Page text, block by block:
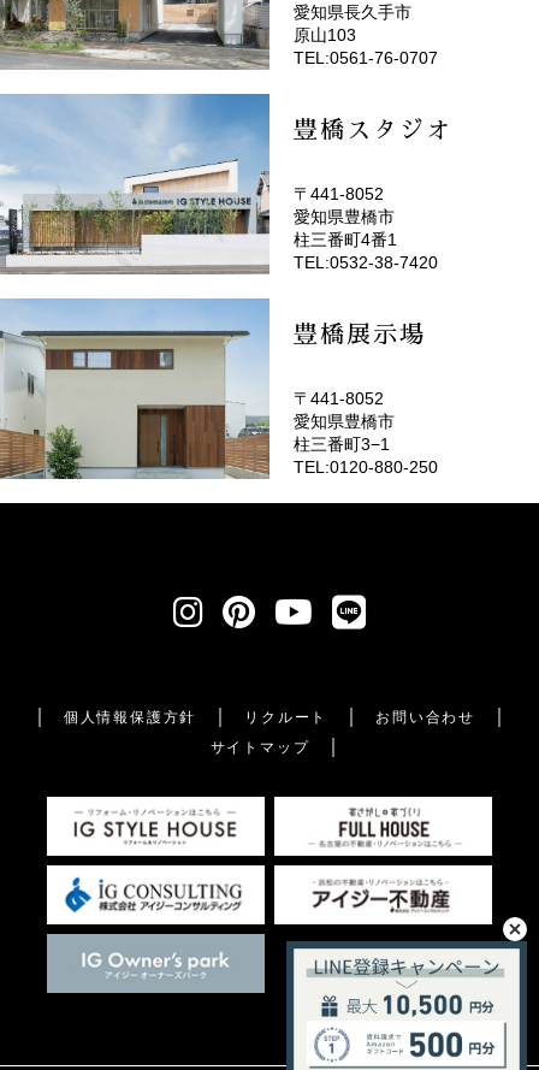
(EMOTOP名古屋)
愛知県長久手市
原山103
TEL:0561-76-0707
豊橋スタジオ
(EMOTOP豊橋)
〒441-8052
愛知県豊橋市
柱三番町4番1
TEL:0532-38-7420
豊橋展示場
〒441-8052
愛知県豊橋市
柱三番町3−1
TEL:0120-880-250
個人情報保護方針 リクルート
お問い合わせ
サイトマップ